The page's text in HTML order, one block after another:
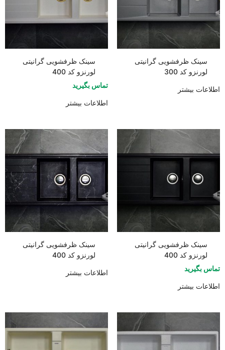
سینک ظرفشویی گرانیتی
لورنزو کد 300
اطلاعات بیشتر
سینک ظرفشویی گرانیتی
لورنزو کد 400
تماس بگیرید
اطلاعات بیشتر
سینک ظرفشویی گرانیتی
لورنزو کد 400
تماس بگیرید
اطلاعات بیشتر
سینک ظرفشویی گرانیتی
لورنزو کد 400
اطلاعات بیشتر